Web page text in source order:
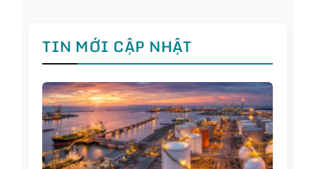
TIN MỚI CẬP NHẬT